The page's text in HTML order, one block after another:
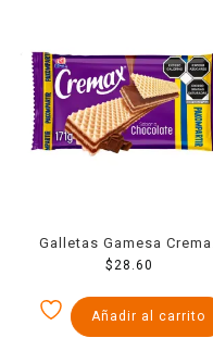
Galletas Gamesa Cremax
tipo wafer sabor
$ 28.60
Añadir al carrito